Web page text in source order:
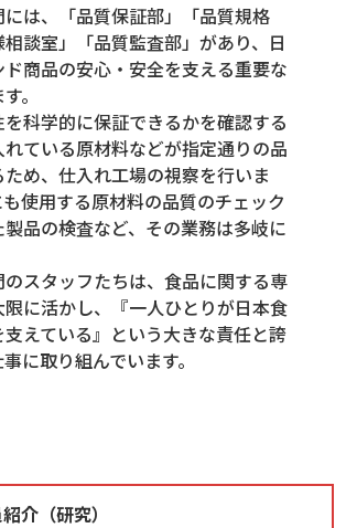
は、「品質保証部」「品質規格
談室」「品質監査部」があり、日
商品の安心・安全を支える重要な
。
科学的に保証できるかを確認する
ている原材料などが指定通りの品
め、仕入れ工場の視察を行いま
使用する原材料の品質のチェック
品の検査など、その業務は多岐に
スタッフたちは、食品に関する専
に活かし、『一人ひとりが日本食
えている』という大きな責任と誇
に取り組んでいます。
介（研究）